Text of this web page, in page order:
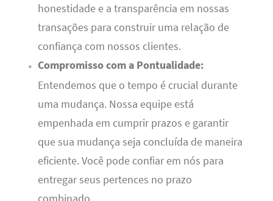
honestidade e a transparência em nossas
transações para construir uma relação de
confiança com nossos clientes.
Compromisso com a Pontualidade:
Entendemos que o tempo é crucial durante
uma mudança. Nossa equipe está
empenhada em cumprir prazos e garantir
que sua mudança seja concluída de maneira
eficiente. Você pode confiar em nós para
entregar seus pertences no prazo